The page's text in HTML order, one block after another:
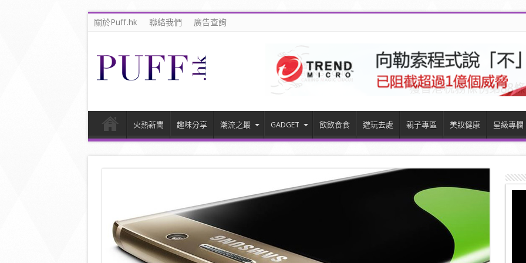
關於Puff.hk 聯絡我們 廣告查詢
火熱新聞 趣味分享 潮流之最 GADGET 飲飲食食 遊玩去處 親子專區 美妝健康 星級專欄